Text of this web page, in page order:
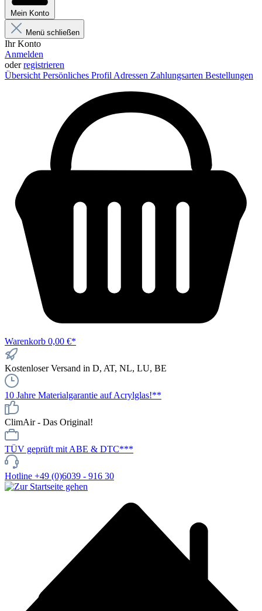
Mein Konto
Menü schließen
Ihr Konto
Anmelden
oderregistrieren
Übersicht Persönliches Profil Adressen Zahlungsarten Bestellungen
Warenkorb 0,00 €*
Kostenloser Versand in D, AT, NL, LU, BE
10 Jahre Materialgarantie auf Acrylglas!**
ClimAir - Das Original!
TÜV geprüft mit ABE & DTC***
Hotline +49 (0)6039 - 916 30